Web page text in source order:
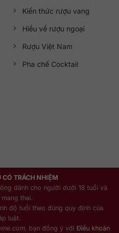
Kiến thức rượu vang
Hiểu về rượu ngoại
Rượu Việt Nam
Pha chế Cocktail
CÓ TRÁCH NHIỆM
dành cho người dưới 18 tuổi và
thai.
độ tuổi theo đúng quy định của
luật.
, bạn đồng ý với Điều khoản